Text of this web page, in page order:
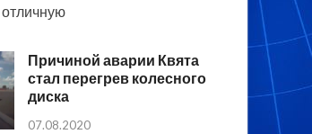
Причиной аварии Квята
стал перегрев колесного
диска
07.08.2020